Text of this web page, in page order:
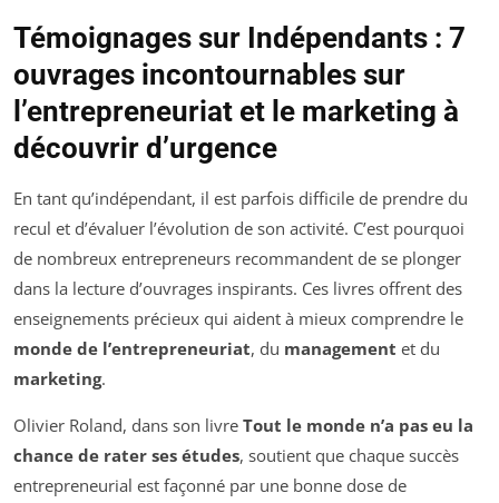
Témoignages sur Indépendants : 7
ouvrages incontournables sur
l’entrepreneuriat et le marketing à
découvrir d’urgence
En tant qu’indépendant, il est parfois difficile de prendre du
recul et d’évaluer l’évolution de son activité. C’est pourquoi
de nombreux entrepreneurs recommandent de se plonger
dans la lecture d’ouvrages inspirants. Ces livres offrent des
enseignements précieux qui aident à mieux comprendre le
monde de l’entrepreneuriat, du management et du
marketing.
Olivier Roland, dans son livre Tout le monde n’a pas eu la
chance de rater ses études, soutient que chaque succès
entrepreneurial est façonné par une bonne dose de